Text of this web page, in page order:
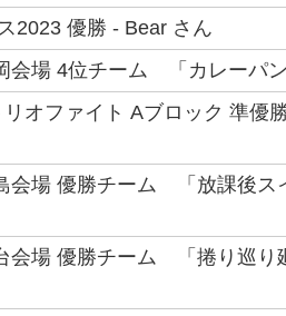
2023 優勝 - Bear さん
会場 4位チーム 「カレーパ
オファイト Aブロック 準
会場 優勝チーム 「放課後
会場 優勝チーム 「捲り巡